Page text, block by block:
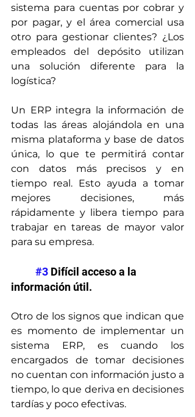
sistema para cuentas por cobrar y
por pagar, y el área comercial usa
otro para gestionar clientes? ¿Los
empleados del depósito utilizan
una solución diferente para la
logística?
Un ERP integra la información de
todas las áreas alojándola en una
misma plataforma y base de datos
única, lo que te permitirá contar
con datos más precisos y en
tiempo real. Esto ayuda a tomar
mejores decisiones, más
rápidamente y libera tiempo para
trabajar en tareas de mayor valor
para su empresa.
#3 Difícil acceso a la
información útil.
Otro de los signos que indican que
es momento de implementar un
sistema ERP, es cuando los
encargados de tomar decisiones
no cuentan con información justo a
tiempo, lo que deriva en decisiones
tardías y poco efectivas.